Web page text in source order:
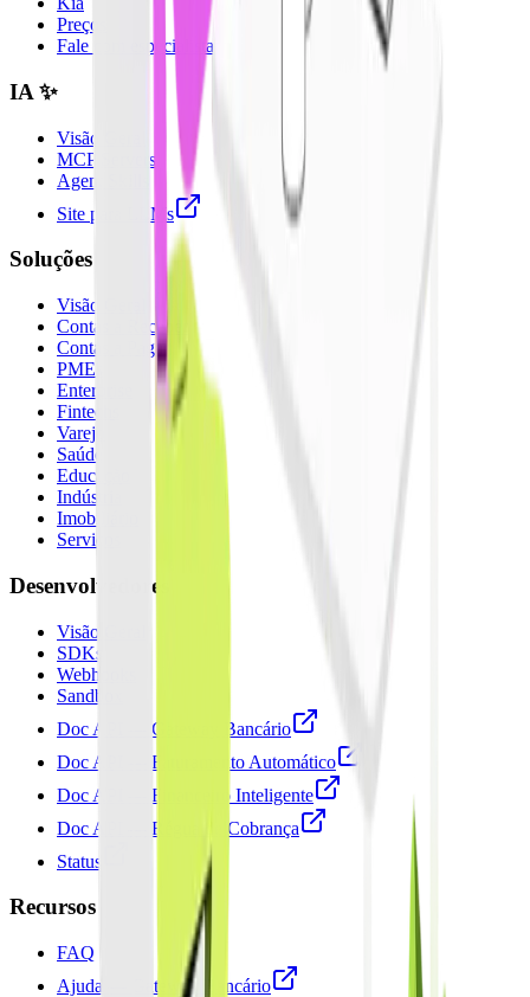
Preços
Fale com especialista
IA ✨
Visão Geral
MCP Servers
Agent Skills
Site para LLMs
Soluções
Visão Geral
Contas a Receber
Contas a Pagar
PMEs
Enterprise
Fintechs
Varejo
Saúde
Educação
Indústria
Imobiliário
Serviços
Desenvolvedores
Visão Geral
SDKs
Webhooks
Sandbox
Doc API — Gateway Bancário
Doc API — Faturamento Automático
Doc API — Financeiro Inteligente
Doc API — Régua de Cobrança
Status
Recursos
FAQ
Ajuda — Gateway Bancário